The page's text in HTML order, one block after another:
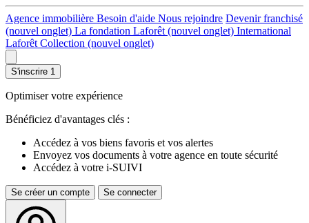
Agence immobilière Besoin d'aide Nous rejoindre Devenir franchisé
(nouvel onglet) La fondation Laforêt (nouvel onglet) International
Laforêt Collection (nouvel onglet)
S'inscrire 1
Optimiser votre expérience
Bénéficiez d'avantages clés :
Accédez à vos biens favoris et vos alertes
Envoyez vos documents à votre agence en toute sécurité
Accédez à votre i-SUIVI
Se créer un compte Se connecter